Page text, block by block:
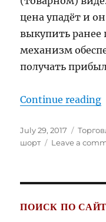
цена упадёт и
выкупить ранее
механизм
получать
Continue reading
Posted
on
July 29, 2017
шорт
Leave a
ПОИСК ПО